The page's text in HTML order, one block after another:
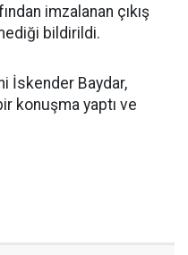
imzalanan çıkış
bildirildi.
İskender Baydar,
konuşma yaptı ve